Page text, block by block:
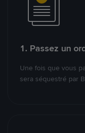
1. Passez un
Une fois que vous
sera séquestré par